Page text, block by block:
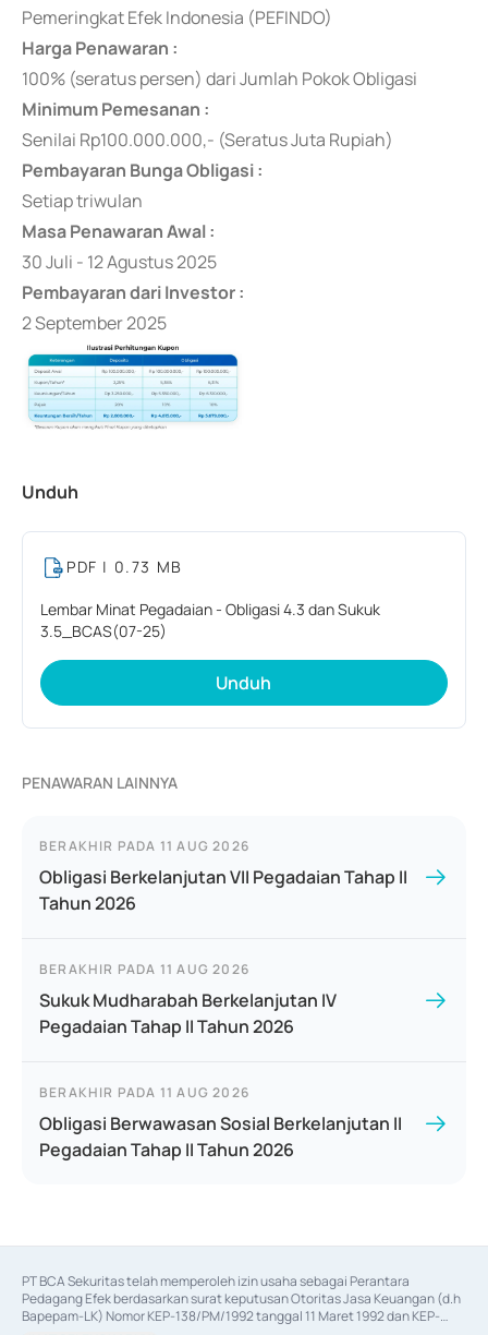
Pemeringkat Efek Indonesia (PEFINDO)
Harga Penawaran :
100% (seratus persen) dari Jumlah Pokok Obligasi
Minimum Pemesanan :
Senilai Rp100.000.000,- (Seratus Juta Rupiah)
Pembayaran Bunga Obligasi :
Setiap triwulan
Masa Penawaran Awal :
30 Juli - 12 Agustus 2025
Pembayaran dari Investor :
2 September 2025
Unduh
PDF | 0.73 MB
Lembar Minat Pegadaian - Obligasi 4.3 dan Sukuk
3.5_BCAS(07-25)
Unduh
PENAWARAN LAINNYA
BERAKHIR PADA 11 AUG 2026
Obligasi Berkelanjutan VII Pegadaian Tahap II
Tahun 2026
BERAKHIR PADA 11 AUG 2026
Sukuk Mudharabah Berkelanjutan IV
Pegadaian Tahap II Tahun 2026
BERAKHIR PADA 11 AUG 2026
Obligasi Berwawasan Sosial Berkelanjutan II
Pegadaian Tahap II Tahun 2026
PT BCA Sekuritas telah memperoleh izin usaha sebagai Perantara
Pedagang Efek berdasarkan surat keputusan Otoritas Jasa Keuangan (d.h
Bapepam-LK) Nomor KEP-138/PM/1992 tanggal 11 Maret 1992 dan KEP-